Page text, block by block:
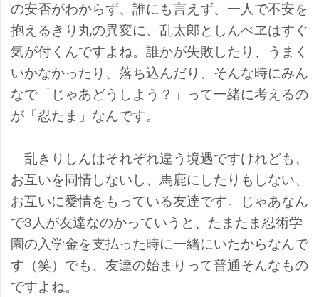
の安否がわからず、誰にも言えず、一人で不安を
抱えるきり丸の異変に、乱太郎としんべヱはすぐ
気が付くんですよね。誰かが失敗したり、うまく
いかなかったり、落ち込んだり、そんな時にみん
なで「じゃあどうしよう？」って一緒に考えるの
が「忍たま」なんです。
乱きりしんはそれぞれ違う境遇ですけれども、
お互いを同情しないし、馬鹿にしたりもしない、
お互いに愛情をもっている友達です。じゃあなん
で3人が友達なのかっていうと、たまたま忍術学
園の入学金を支払った時に一緒にいたからなんで
す（笑）でも、友達の始まりって普通そんなもの
ですよね。